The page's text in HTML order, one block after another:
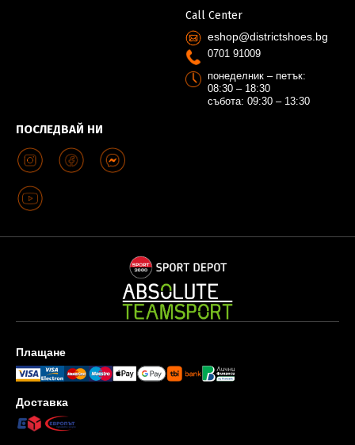
ПОСЛЕДВАЙ НИ
Call Center
eshop@districtshoes.bg
0701 91009
понеделник – петък:
08:30 – 18:30
събота: 09:30 – 13:30
Плащане
Доставка